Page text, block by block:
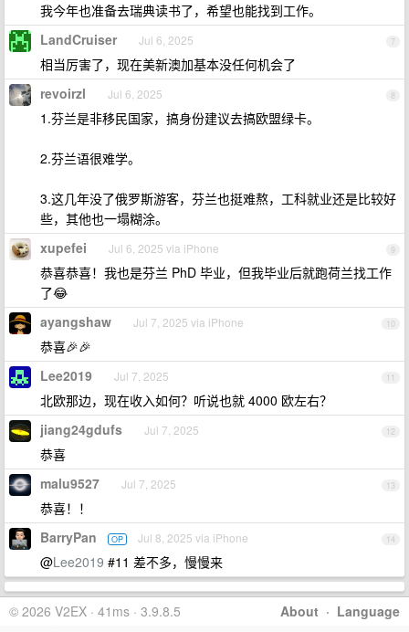
我今年也准备去瑞典读书了，希望也能找到工作。
7
LandCruiser Jul 6, 2025
相当厉害了，现在美新澳加基本没任何机会了
8
revoirzl Jul 6, 2025
1.芬兰是非移民国家，搞身份建议去搞欧盟绿卡。
2.芬兰语很难学。
3.这几年没了俄罗斯游客，芬兰也挺难熬，工科就业还是比较好
些，其他也一塌糊涂。
9
xupefei Jul 6, 2025 via iPhone
恭喜恭喜！我也是芬兰 PhD 毕业，但我毕业后就跑荷兰找工作
了😂
10
ayangshaw Jul 7, 2025 via iPhone
恭喜🎉🎉
11
Lee2019 Jul 7, 2025
北欧那边，现在收入如何？听说也就 4000 欧左右？
12
jiang24gdufs Jul 7, 2025
恭喜
13
malu9527 Jul 7, 2025
恭喜！！
14
BarryPan OP Jul 8, 2025 via iPhone
@Lee2019 #11 差不多，慢慢来
About · Language
© 2026 V2EX · 41ms · 3.9.8.5